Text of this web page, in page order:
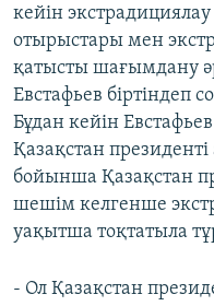
кейін
отырыстары мен
қатысты шағымдану
Евстафьев біртіндеп
Бұдан кейін
Қазақстан
бойынша Қазақстан
шешім келгенше
уақытша тоқтатыла
- Ол Қазақстан